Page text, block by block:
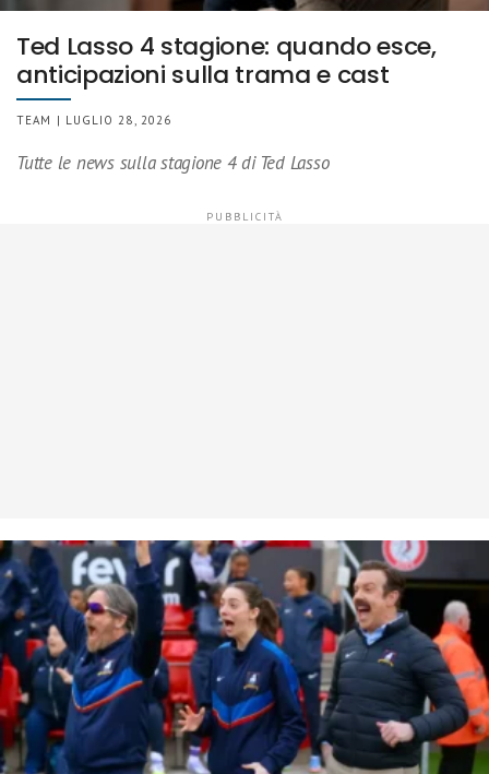
Ted Lasso 4 stagione: quando esce,
anticipazioni sulla trama e cast
TEAM | LUGLIO 28, 2026
Tutte le news sulla stagione 4 di Ted Lasso